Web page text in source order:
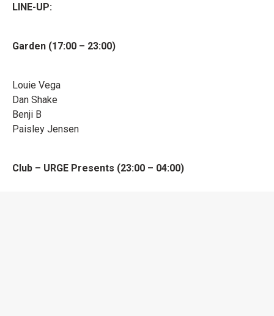
LINE-UP:
Garden (17:00 – 23:00)
Louie Vega
Dan Shake
Benji B
Paisley Jensen
Club – URGE Presents (23:00 – 04:00)